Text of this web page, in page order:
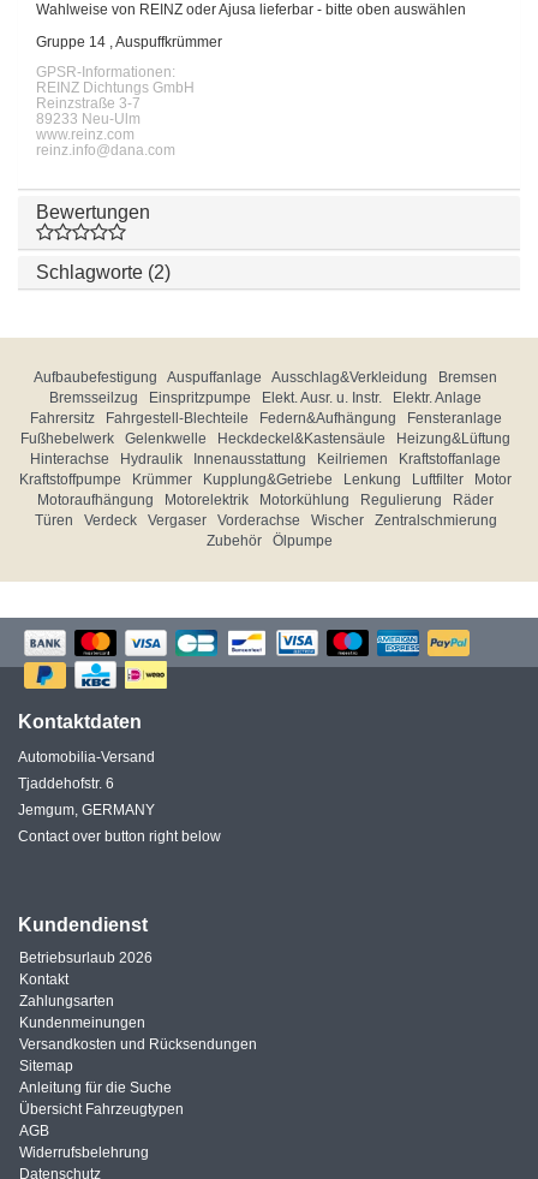
Wahlweise von REINZ oder Ajusa lieferbar - bitte oben auswählen
Gruppe 14 , Auspuffkrümmer
GPSR-Informationen:
REINZ Dichtungs GmbH
Reinzstraße 3-7
89233 Neu-Ulm
www.reinz.com
reinz.info@dana.com
Bewertungen
Schlagworte (2)
Aufbaubefestigung Auspuffanlage Ausschlag&Verkleidung
Bremsen
Bremsseilzug
Einspritzpumpe Elekt. Ausr. u. Instr.
Elektr. Anlage
Fahrersitz
Fahrgestell-Blechteile Federn&Aufhängung
Fensteranlage
Fußhebelwerk
Gelenkwelle Heckdeckel&Kastensäule
Heizung&Lüftung
Hinterachse
Hydraulik Innenausstattung Keilriemen
Kraftstoffanlage
Kraftstoffpumpe
Krümmer Kupplung&Getriebe Lenkung Luftfilter
Motor
Motoraufhängung
Motorelektrik Motorkühlung Regulierung
Räder
Türen
Verdeck Vergaser Vorderachse Wischer
Zentralschmierung
Zubehör
Ölpumpe
Kontaktdaten
Automobilia-Versand
Tjaddehofstr. 6
Jemgum, GERMANY
Contact over button right below
Kundendienst
Betriebsurlaub 2026
Kontakt
Zahlungsarten
Kundenmeinungen
Versandkosten und Rücksendungen
Sitemap
Anleitung für die Suche
Übersicht Fahrzeugtypen
AGB
Widerrufsbelehrung
Datenschutz